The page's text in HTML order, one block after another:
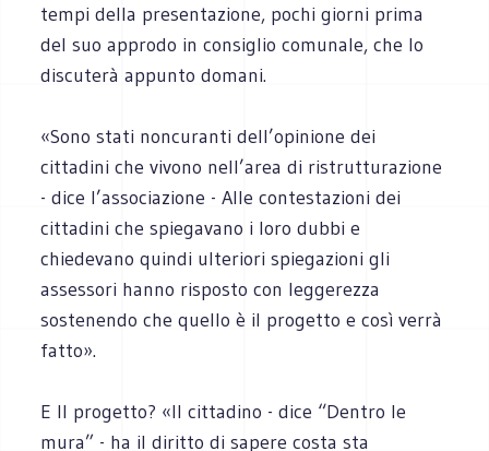
tempi della presentazione, pochi giorni prima
del suo approdo in consiglio comunale, che lo
discuterà appunto domani.
«Sono stati noncuranti dell’opinione dei
cittadini che vivono nell’area di ristrutturazione
- dice l’associazione - Alle contestazioni dei
cittadini che spiegavano i loro dubbi e
chiedevano quindi ulteriori spiegazioni gli
assessori hanno risposto con leggerezza
sostenendo che quello è il progetto e così verrà
fatto».
E Il progetto? «Il cittadino - dice “Dentro le
mura” - ha il diritto di sapere costa sta